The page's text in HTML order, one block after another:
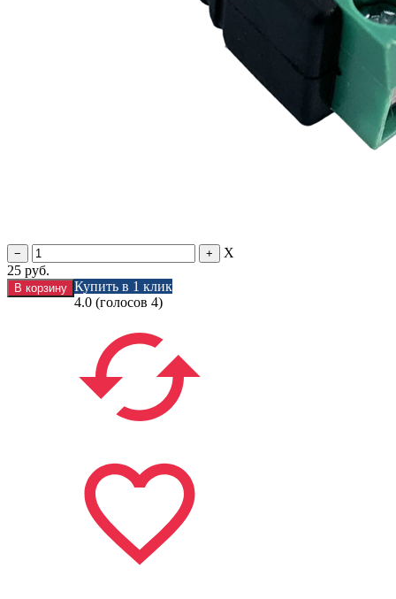
X
25 руб.
Купить в 1 клик
4.0 (голосов 4)